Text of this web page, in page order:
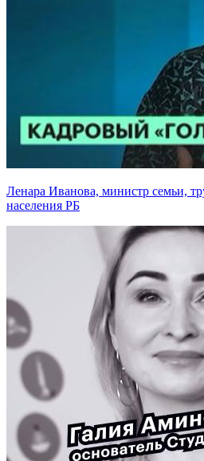
Ленара Иванова, министр семьи,
населения РБ